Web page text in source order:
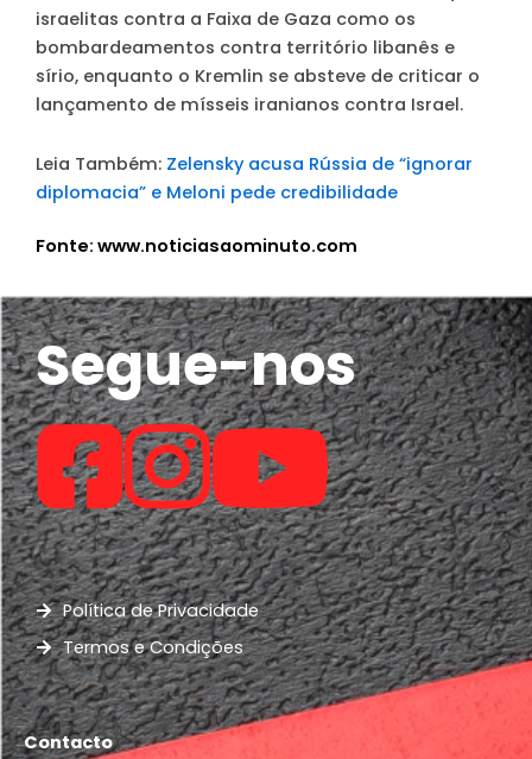
israelitas contra a Faixa de Gaza como os
bombardeamentos contra território libanês e
sírio, enquanto o Kremlin se absteve de criticar o
lançamento de mísseis iranianos contra Israel.
Leia Também: Zelensky acusa Rússia de “ignorar
diplomacia” e Meloni pede credibilidade
Fonte: www.noticiasaominuto.com
Segue-nos
Política de Privacidade
Termos e Condições
Contacto